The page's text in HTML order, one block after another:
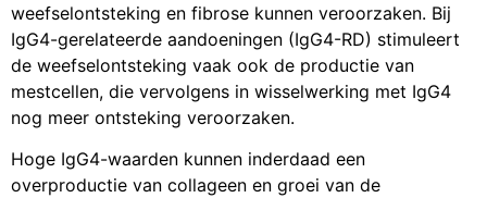
weefselontsteking en fibrose kunnen veroorzaken. Bij
IgG4-gerelateerde aandoeningen (IgG4-RD) stimuleert
de weefselontsteking vaak ook de productie van
mestcellen, die vervolgens in wisselwerking met IgG4
nog meer ontsteking veroorzaken.
Hoge IgG4-waarden kunnen inderdaad een
overproductie van collageen en groei van de